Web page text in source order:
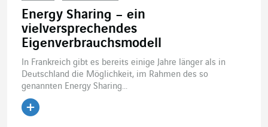
Energy Sharing – ein
vielversprechendes
Eigenverbrauchsmodell
In Frankreich gibt es bereits einige Jahre länger als in
Deutschland die Möglichkeit, im Rahmen des so
genannten Energy Sharing...